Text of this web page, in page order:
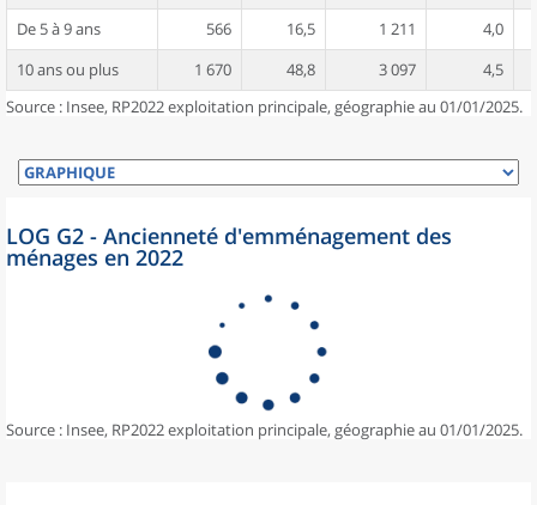
De 5 à 9 ans
566 16,5 1 211
4,0
10 ans ou plus
1 670 48,8 3 097
4,5
Source : Insee, RP2022 exploitation principale, géographie au 01/01/2025.
LOG G2 - Ancienneté d'emménagement des
ménages en 2022
Source : Insee, RP2022 exploitation principale, géographie au 01/01/2025.